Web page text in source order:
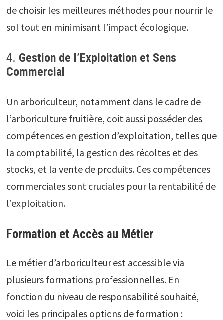
de choisir les meilleures méthodes pour nourrir le
sol tout en minimisant l’impact écologique.
4. Gestion de l’Exploitation et Sens
Commercial
Un arboriculteur, notamment dans le cadre de
l’arboriculture fruitière, doit aussi posséder des
compétences en gestion d’exploitation, telles que
la comptabilité, la gestion des récoltes et des
stocks, et la vente de produits. Ces compétences
commerciales sont cruciales pour la rentabilité de
l’exploitation.
Formation et Accès au Métier
Le métier d’arboriculteur est accessible via
plusieurs formations professionnelles. En
fonction du niveau de responsabilité souhaité,
voici les principales options de formation :